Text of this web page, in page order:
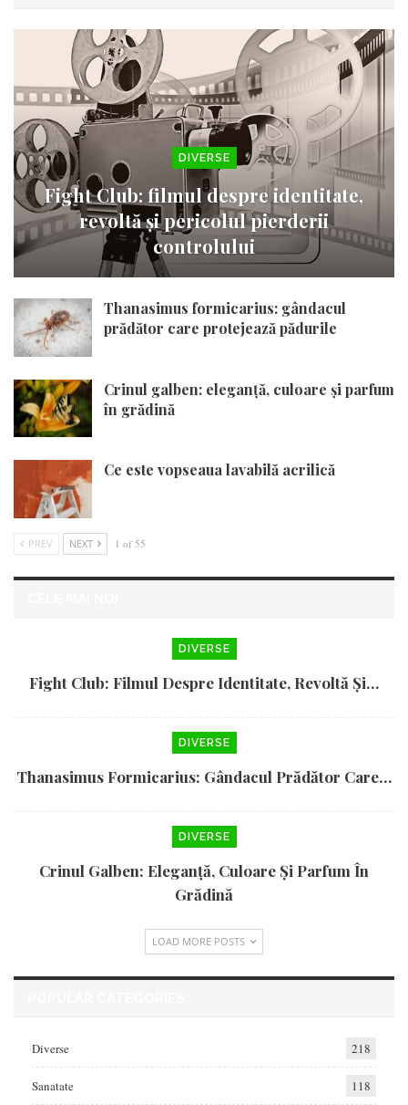
DIVERSE
Fight Club: filmul despre identitate,
revoltă și pericolul pierderii
controlului
Thanasimus formicarius: gândacul
prădător care protejează pădurile
Crinul galben: eleganță, culoare și parfum
în grădină
Ce este vopseaua lavabilă acrilică
PREV NEXT 1 of 55
DIVERSE
Fight Club: Filmul Despre Identitate, Revoltă Și…
DIVERSE
Thanasimus Formicarius: Gândacul Prădător Care…
DIVERSE
Crinul Galben: Eleganță, Culoare Și Parfum În
Grădină
LOAD MORE POSTS
Diverse 218
Sanatate 118